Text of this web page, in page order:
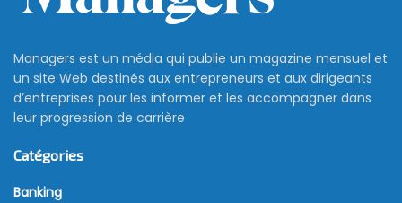
Managers est un média qui publie un magazine mensuel et
un site Web destinés aux entrepreneurs et aux dirigeants
d’entreprises pour les informer et les accompagner dans
leur progression de carrière
Catégories
Banking